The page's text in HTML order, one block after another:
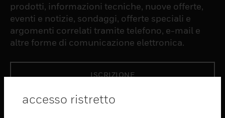
prodotti, informazioni tecniche, nuove offerte,
eventi e notizie, sondaggi, offerte speciali e
argomenti correlati tramite telefono, e-mail e
altre forme di comunicazione elettronica.
ISCRIZIONE
PRODUCTS
accesso ristretto